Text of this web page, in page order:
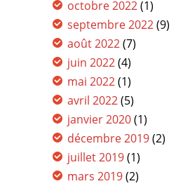
octobre 2022(1)
septembre 2022(9)
août 2022(7)
juin 2022(4)
mai 2022(1)
avril 2022(5)
janvier 2020(1)
décembre 2019(2)
juillet 2019(1)
mars 2019(2)